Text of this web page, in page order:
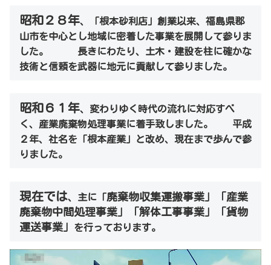
昭和２８年、「根本砂利店」創業以来、福島県郡
山市を中心とし地域に密着した事業を展開して参りま
した。 長きにわたり、土木・建設を柱に確かな
技術と信頼を武器に地元に貢献して参りました。
昭和６１年、変わりゆく時代の流れに対応すべ
く、産業廃棄物処理事業に着手致しました。 平成
２年、社名を「根本産業」と改め、現在まで歩んで参
りました。
現在では、主に「廃棄物収集運搬事業」
「産業
廃棄物中間処理事業」「解体工事事業」「貨物
運送事業」
を行っております。